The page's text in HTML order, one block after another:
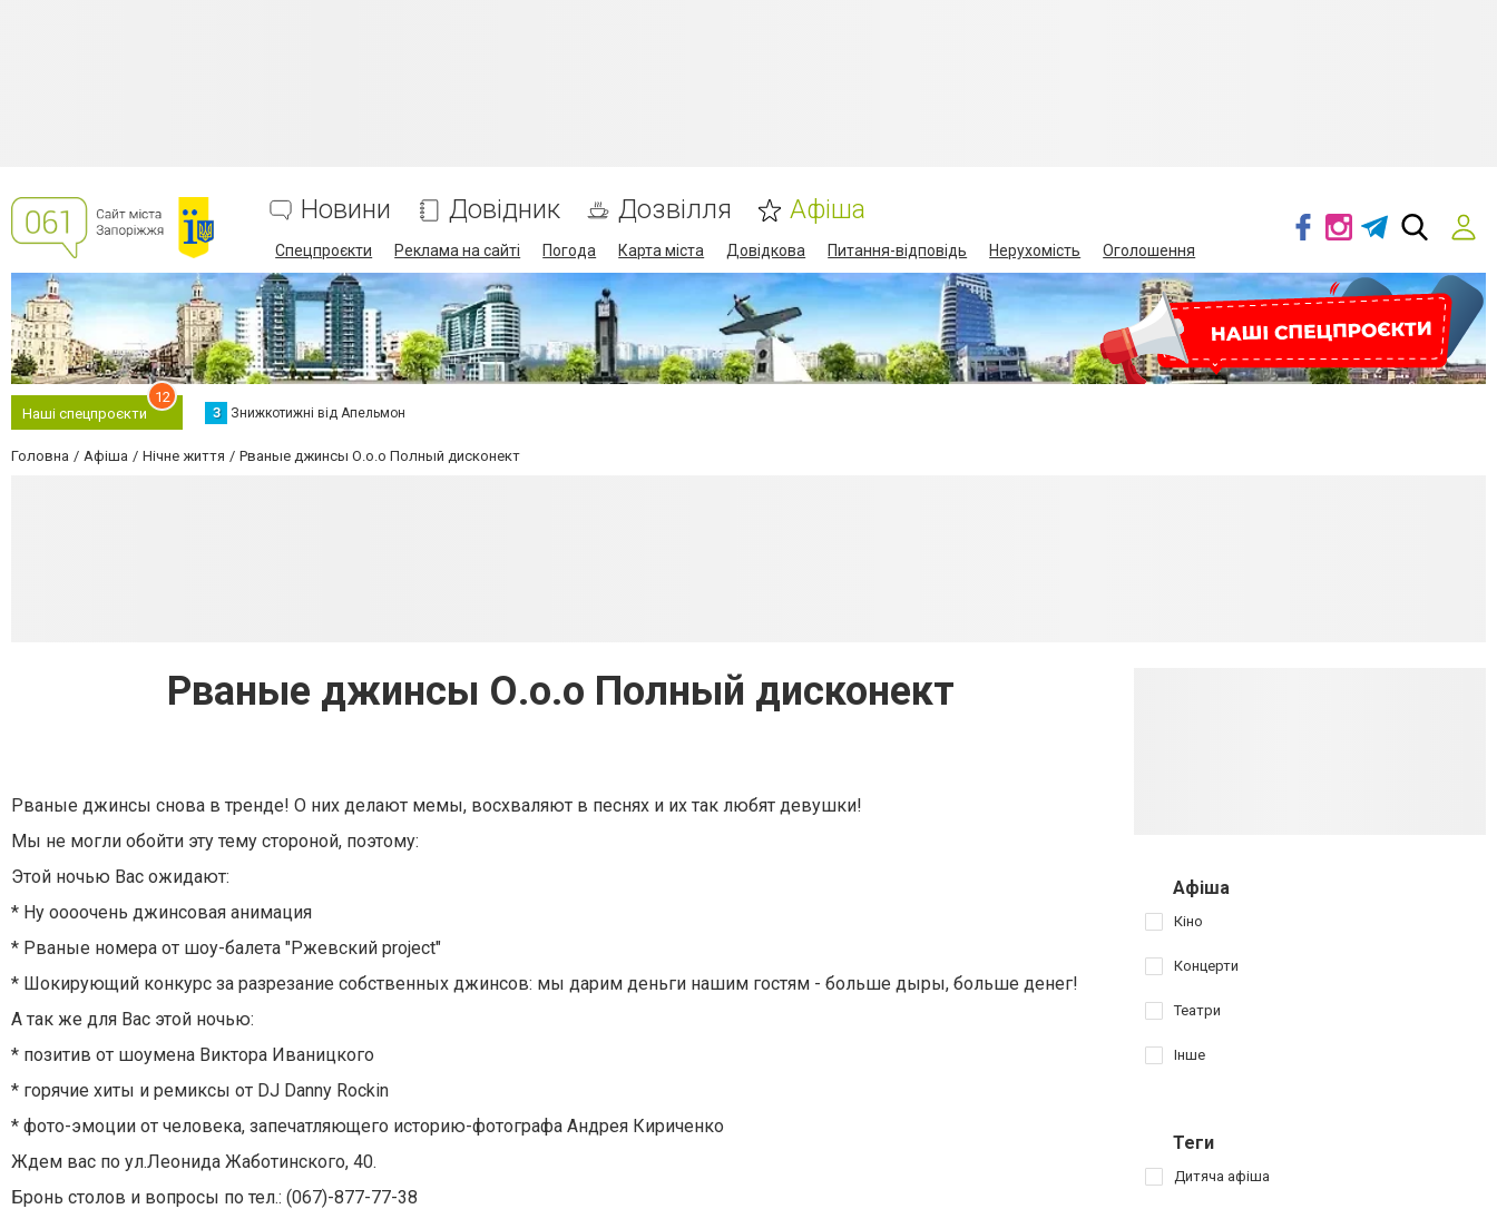
Новини Довідник Дозвілля Афіша
Спецпроєкти Реклама на сайті Погода Карта міста Довідкова Питання-відповідь Нерухомість Оголошення
Наші спецпроєкти
12
З Знижкотижні від Апельмон
Головна Афіша Нічне життя Рваные джинсы О.о.о Полный дисконект
Рваные джинсы О.о.о Полный дисконект
Рваные джинсы снова в тренде! О них делают мемы, восхваляют в песнях и их так любят девушки!
Мы не могли обойти эту тему стороной, поэтому:
Этой ночью Вас ожидают:
* Ну оооочень джинсовая анимация
* Рваные номера от шоу-балета "Ржевский project"
* Шокирующий конкурс за разрезание собственных джинсов: мы дарим деньги нашим гостям - больше дыры, больше денег!
А так же для Вас этой ночью:
* позитив от шоумена Виктора Иваницкого
* горячие хиты и ремиксы от DJ Danny Rockin
* фото-эмоции от человека, запечатляющего историю-фотографа Андрея Кириченко
Ждем вас по ул.Леонида Жаботинского, 40.
Бронь столов и вопросы по тел.: (067)-877-77-38
Афіша
Кіно
Концерти
Театри
Інше
Теги
Дитяча афіша